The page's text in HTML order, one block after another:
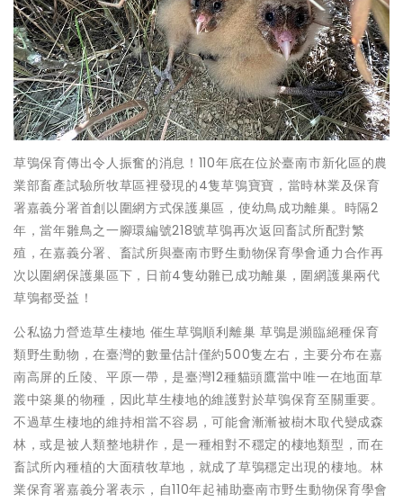
草鴞保育傳出令人振奮的消息！110年底在位於臺南市新化區的農
業部畜產試驗所牧草區裡發現的4隻草鴞寶寶，當時林業及保育
署嘉義分署首創以圍網方式保護巢區，使幼鳥成功離巢。時隔2
年，當年雛鳥之一腳環編號218號草鴞再次返回畜試所配對繁
殖，在嘉義分署、畜試所與臺南市野生動物保育學會通力合作再
次以圍網保護巢區下，日前4隻幼雛已成功離巢，圍網護巢兩代
草鴞都受益！
公私協力營造草生棲地 催生草鴞順利離巢 草鴞是瀕臨絕種保育
類野生動物，在臺灣的數量估計僅約500隻左右，主要分布在嘉
南高屏的丘陵、平原一帶，是臺灣12種貓頭鷹當中唯一在地面草
叢中築巢的物種，因此草生棲地的維護對於草鴞保育至關重要。
不過草生棲地的維持相當不容易，可能會漸漸被樹木取代變成森
林，或是被人類整地耕作，是一種相對不穩定的棲地類型，而在
畜試所內種植的大面積牧草地，就成了草鴞穩定出現的棲地。林
業保育署嘉義分署表示，自110年起補助臺南市野生動物保育學會